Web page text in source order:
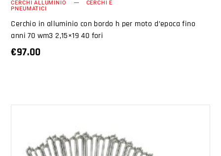
CERCHI ALLUMINIO CERCHI E
PNEUMATICI
Cerchio in alluminio con bordo h per moto d’epoca fino
anni 70 wm3 2,15×19 40 fori
€97.00